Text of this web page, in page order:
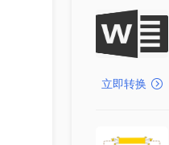
立即转换